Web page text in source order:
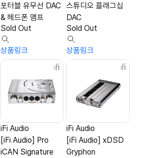
포터블 유무선 DAC
& 헤드폰 앰프
Sold Out
상품링크
스튜디오 플래그십
DAC
Sold Out
상품링크
iFi Audio
[iFi Audio] Pro
iCAN Signature
iFi Audio
[iFi Audio] xDSD
Gryphon